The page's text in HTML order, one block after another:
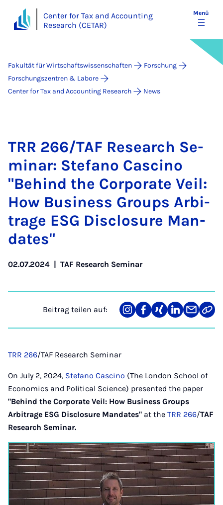
Center for Tax and Accounting
Research (CETAR)
Menü
Fakultät für Wirtschaftswissenschaften
Forschung
Forschungszentren & Labore
Center for Tax and Accounting Research
News
TRR 266/TAF Re­sea­rch Se­
mi­nar: Ste­fa­no Cas­ci­no
"Be­hind the Cor­po­ra­te Veil:
How Busi­ness Groups Ar­bi­
tra­ge ESG Disclos­ure Man­
da­tes"
02.07.2024 | TAF Research Seminar
Beitrag teilen auf:
Teilen
auf
Teilen
auf
Teilen
auf
Teilen
auf
Teilen
über
Link
TRR 266/TAF Research Seminar
On July 2, 2024, Stefano Cascino (The London School of
Economics and Political Science) presented the paper
"Behind the Corporate Veil: How Business Groups
Arbitrage ESG Disclosure Mandates" at the TRR 266/TAF
Research Seminar.